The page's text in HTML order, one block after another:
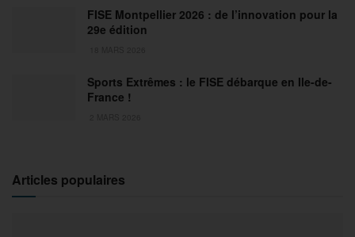
FISE Montpellier 2026 : de l’innovation pour la
29e édition
Sports Extrêmes : le FISE débarque en Ile-de-
France !
Articles populaires